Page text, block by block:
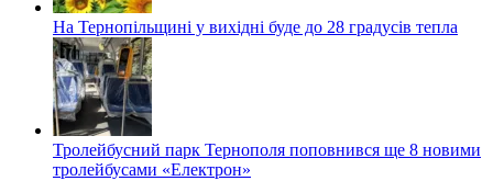
На Тернопільщині у вихідні буде до 28 градусів тепла
Тролейбусний парк Тернополя поповнився ще 8 новими
тролейбусами «Електрон»